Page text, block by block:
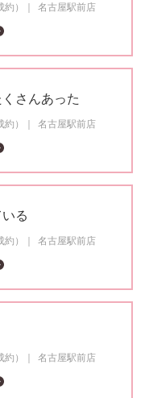
）
名古屋駅前店
さんあった
）
名古屋駅前店
る
）
名古屋駅前店
）
名古屋駅前店